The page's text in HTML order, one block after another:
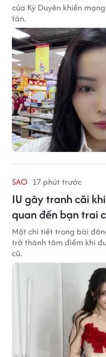
của Kỳ Duyên khiến
tán.
SAO 17 phút trước
IU gây tranh cãi
quan đến bạn trai
Một chi tiết trong bài
trở thành tâm điểm khi
cũ.